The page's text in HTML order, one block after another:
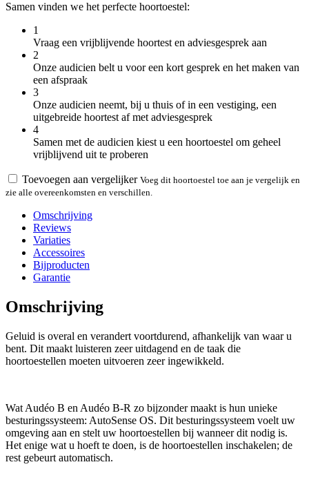
Samen vinden we het perfecte hoortoestel:
1
Vraag een vrijblijvende hoortest en adviesgesprek aan
2
Onze audicien belt u voor een kort gesprek en het maken van
een afspraak
3
Onze audicien neemt, bij u thuis of in een vestiging, een
uitgebreide hoortest af met adviesgesprek
4
Samen met de audicien kiest u een hoortoestel om geheel
vrijblijvend uit te proberen
Toevoegen aan vergelijker Voeg dit hoortoestel toe aan je vergelijk en
zie alle overeenkomsten en verschillen.
Omschrijving
Reviews
Variaties
Accessoires
Bijproducten
Garantie
Omschrijving
Geluid is overal en verandert voortdurend, afhankelijk van waar u
bent. Dit maakt luisteren zeer uitdagend en de taak die
hoortoestellen moeten uitvoeren zeer ingewikkeld.
Wat Audéo B en Audéo B-R zo bijzonder maakt is hun unieke
besturingssysteem: AutoSense OS. Dit besturingssysteem voelt uw
omgeving aan en stelt uw hoortoestellen bij wanneer dit nodig is.
Het enige wat u hoeft te doen, is de hoortoestellen inschakelen; de
rest gebeurt automatisch.